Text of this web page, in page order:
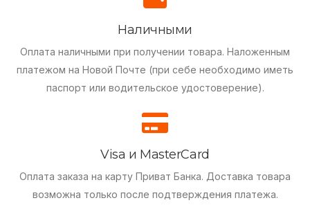
Наличными
Оплата наличными при получении товара. Наложенным
платежом на Новой Почте (при себе необходимо иметь
паспорт или водительское удостоверение).
Visa и MasterCard
Оплата заказа на карту Приват Банка. Доставка товара
возможна только после подтверждения платежа.